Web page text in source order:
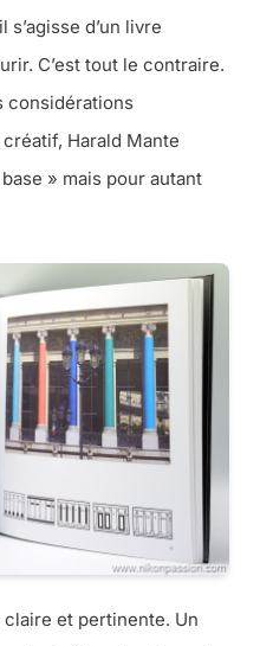
d’un livre
C’est tout le contraire.
considérations
Harald Mante
» mais pour autant
et pertinente. Un